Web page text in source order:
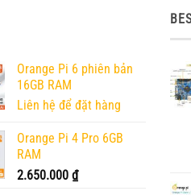
Orange Pi 6 phiên bản
16GB RAM
Liên hệ để đặt hàng
Orange Pi 4 Pro 6GB
RAM
2.650.000 ₫